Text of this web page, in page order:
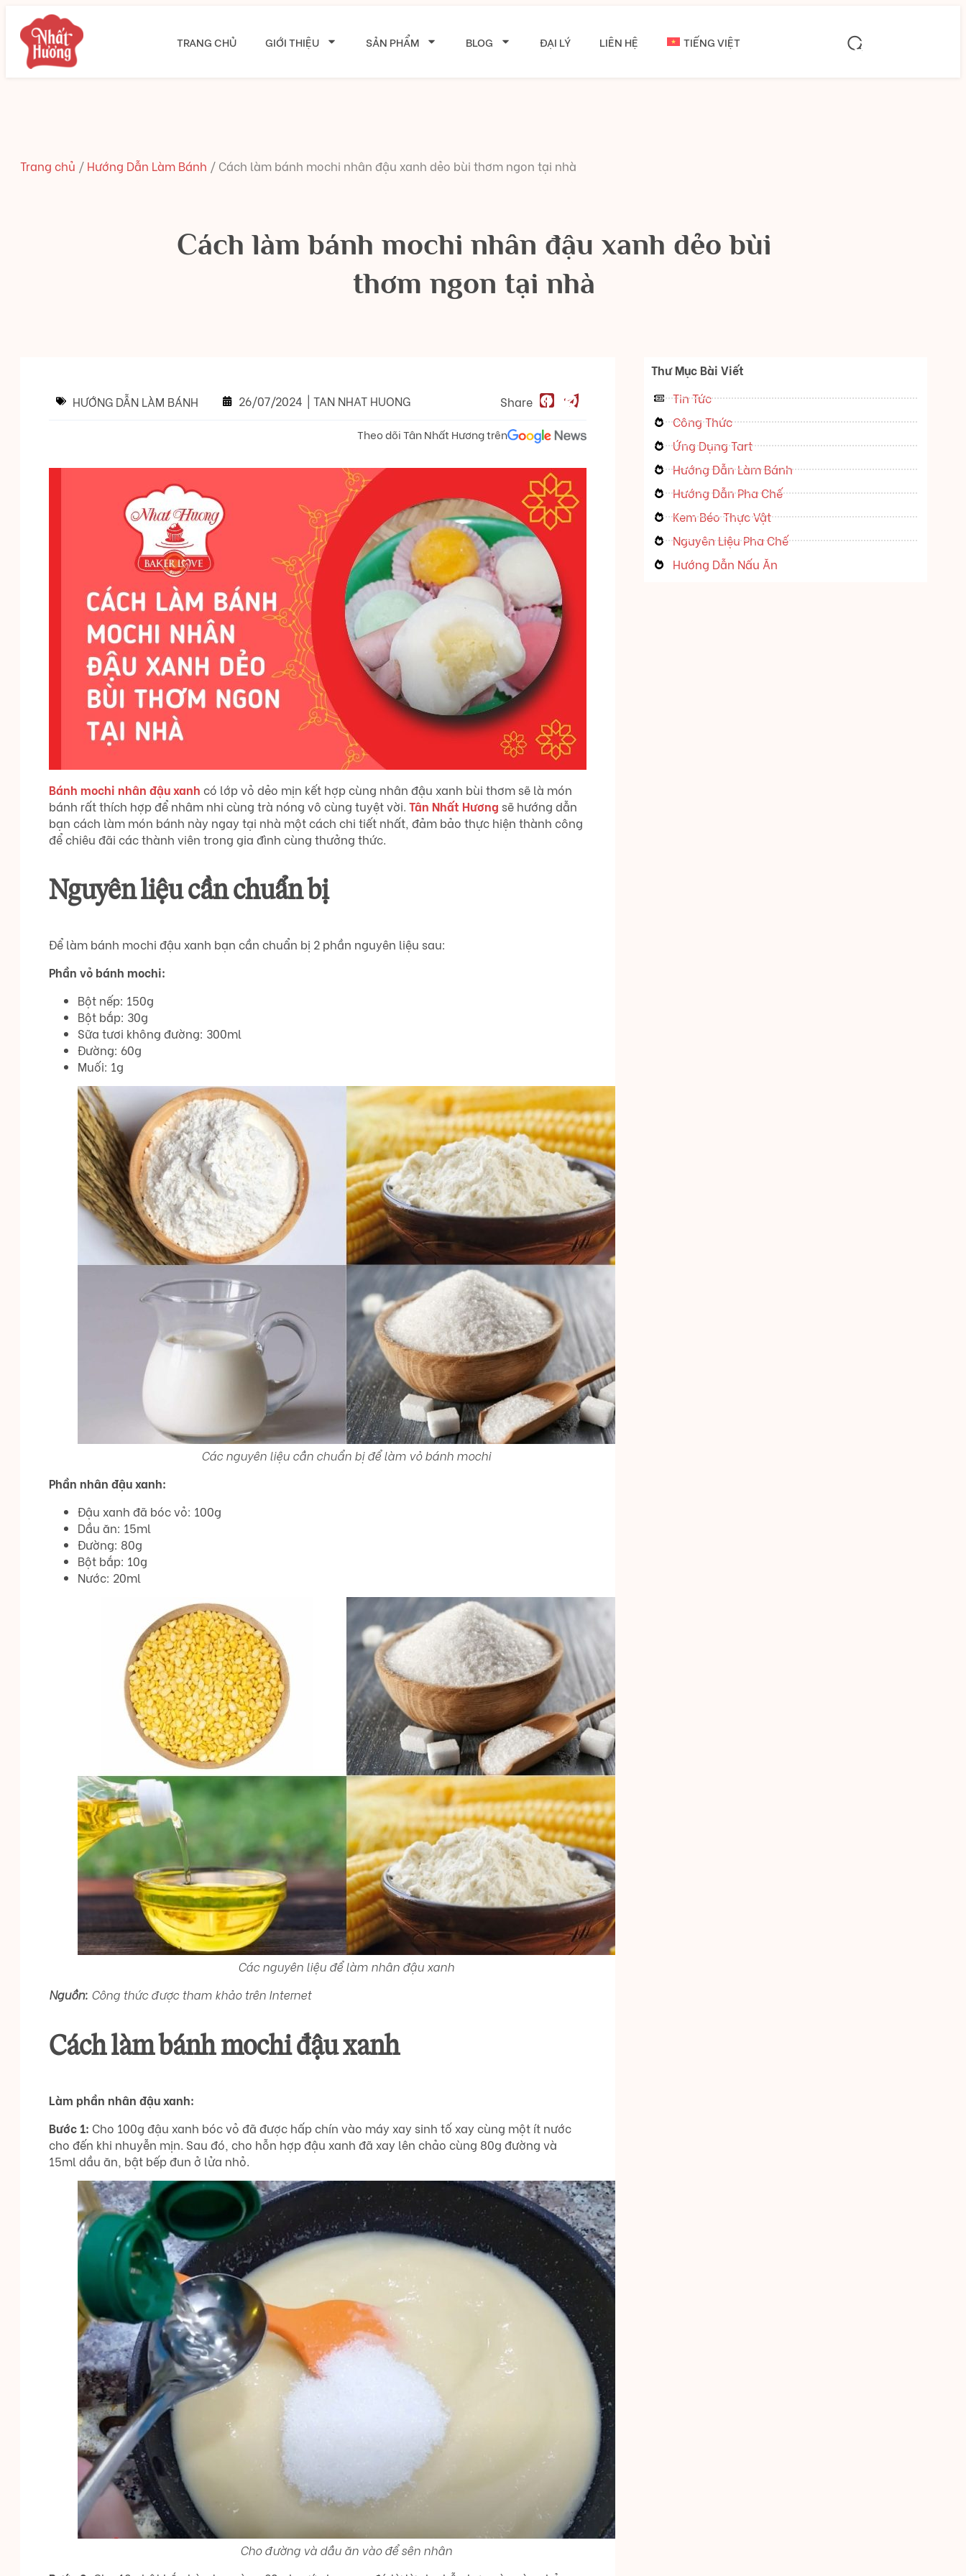
TRANG CHỦ GIỚI THIỆU SẢN PHẨM BLOG ĐẠI LÝ LIÊN HỆ TIẾNG VIỆT
Trang chủ / Hướng Dẫn Làm Bánh / Cách làm bánh mochi nhân đậu xanh dẻo bùi thơm ngon tại nhà
Cách làm bánh mochi nhân đậu xanh dẻo bùi
thơm ngon tại nhà
HƯỚNG DẪN LÀM BÁNH 26/07/2024 | TAN NHAT HUONG Share
Theo dõi Tân Nhất Hương trên
Bánh mochi nhân đậu xanh có lớp vỏ dẻo mịn kết hợp cùng nhân đậu xanh bùi thơm sẽ là món
bánh rất thích hợp để nhâm nhi cùng trà nóng vô cùng tuyệt vời. Tân Nhất Hương sẽ hướng dẫn
bạn cách làm món bánh này ngay tại nhà một cách chi tiết nhất, đảm bảo thực hiện thành công
để chiêu đãi các thành viên trong gia đình cùng thưởng thức.
Nguyên liệu cần chuẩn bị
Để làm bánh mochi đậu xanh bạn cần chuẩn bị 2 phần nguyên liệu sau:
Phần vỏ bánh mochi:
Bột nếp: 150g
Bột bắp: 30g
Sữa tươi không đường: 300ml
Đường: 60g
Muối: 1g
Các nguyên liệu cần chuẩn bị để làm vỏ bánh mochi
Phần nhân đậu xanh:
Đậu xanh đã bóc vỏ: 100g
Dầu ăn: 15ml
Đường: 80g
Bột bắp: 10g
Nước: 20ml
Các nguyên liệu để làm nhân đậu xanh
Nguồn: Công thức được tham khảo trên Internet
Cách làm bánh mochi đậu xanh
Làm phần nhân đậu xanh:
Bước 1: Cho 100g đậu xanh bóc vỏ đã được hấp chín vào máy xay sinh tố xay cùng một ít nước
cho đến khi nhuyễn mịn. Sau đó, cho hỗn hợp đậu xanh đã xay lên chảo cùng 80g đường và
15ml dầu ăn, bật bếp đun ở lửa nhỏ.
Cho đường và dầu ăn vào để sên nhân
Thư Mục Bài Viết
Tin Tức
Công Thức
Ứng Dụng Tart
Hướng Dẫn Làm Bánh
Hướng Dẫn Pha Chế
Kem Béo Thực Vật
Nguyên Liệu Pha Chế
Hướng Dẫn Nấu Ăn